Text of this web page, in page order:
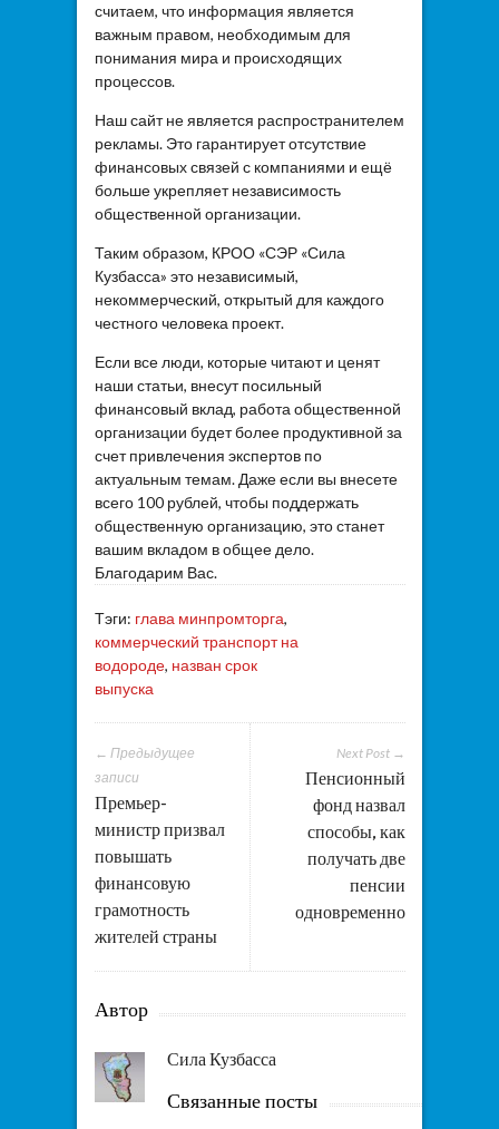
считаем, что информация является
важным правом, необходимым для
понимания мира и происходящих
процессов.
Наш сайт не является распространителем
рекламы. Это гарантирует отсутствие
финансовых связей с компаниями и ещё
больше укрепляет независимость
общественной организации.
Таким образом, КРОО «СЭР «Сила
Кузбасса» это независимый,
некоммерческий, открытый для каждого
честного человека проект.
Если все люди, которые читают и ценят
наши статьи, внесут посильный
финансовый вклад, работа общественной
организации будет более продуктивной за
счет привлечения экспертов по
актуальным темам. Даже если вы внесете
всего 100 рублей, чтобы поддержать
общественную организацию, это станет
вашим вкладом в общее дело.
Благодарим Вас.
Тэги: глава минпромторга,
коммерческий транспорт на
водороде, назван срок
выпуска
Next Post →
Пенсионный
фонд назвал
способы, как
получать две
пенсии
одновременно
← Предыдущее
записи
Премьер-
министр призвал
повышать
финансовую
грамотность
жителей страны
Автор
Сила Кузбасса
Связанные посты